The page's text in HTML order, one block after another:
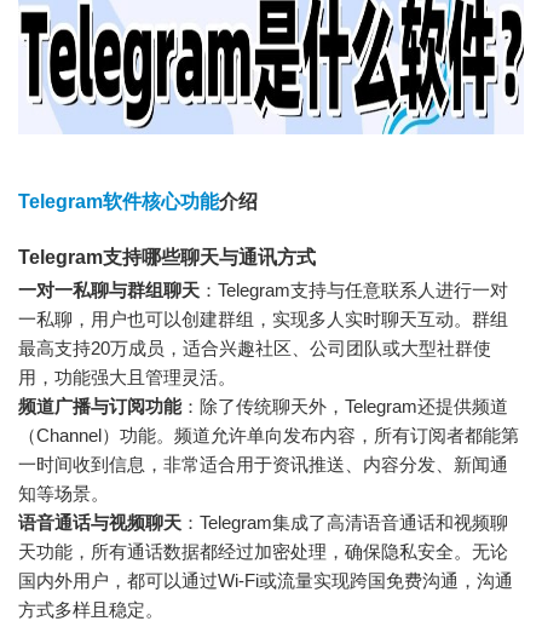
Telegram软件核心功能介绍
Telegram支持哪些聊天与通讯方式
一对一私聊与群组聊天 ：Telegram支持与任意联系人进行一对
一私聊，用户也可以创建群组，实现多人实时聊天互动。群组
最高支持20万成员，适合兴趣社区、公司团队或大型社群使
用，功能强大且管理灵活。
频道广播与订阅功能：除了传统聊天外，Telegram还提供频道
（Channel）功能。频道允许单向发布内容，所有订阅者都能第
一时间收到信息，非常适合用于资讯推送、内容分发、新闻通
知等场景。
语音通话与视频聊天 ：Telegram集成了高清语音通话和视频聊
天功能，所有通话数据都经过加密处理，确保隐私安全。无论
国内外用户，都可以通过Wi-Fi或流量实现跨国免费沟通，沟通
方式多样且稳定。